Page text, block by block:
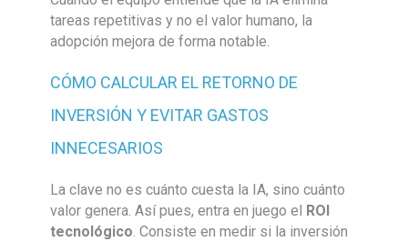
tareas repetitivas y no el valor humano, la
adopción mejora de forma notable.
CÓMO CALCULAR EL RETORNO DE
INVERSIÓN Y EVITAR GASTOS
INNECESARIOS
La clave no es cuánto cuesta la IA, sino cuánto
valor genera. Así pues, entra en juego el
ROI
tecnológico. Consiste en medir si la inversión